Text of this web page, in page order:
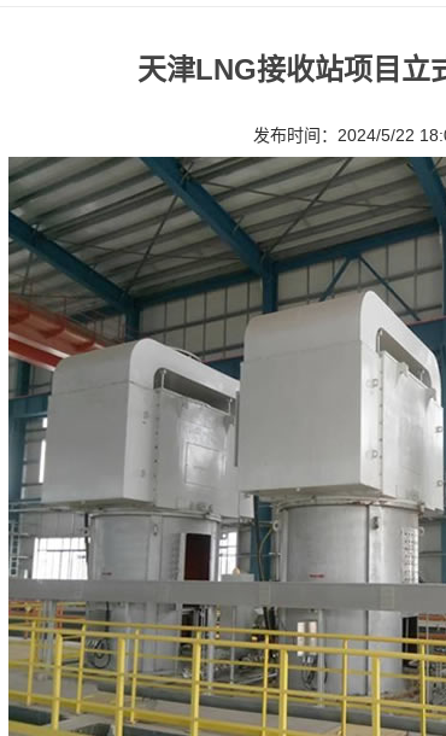
天津LNG接收站项目立
发布时间：2024/5/22